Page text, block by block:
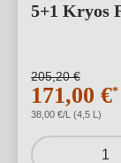
5+1 Kryos
205,20 €
171,00 €*
38,00 €/L (4,5 L)
1